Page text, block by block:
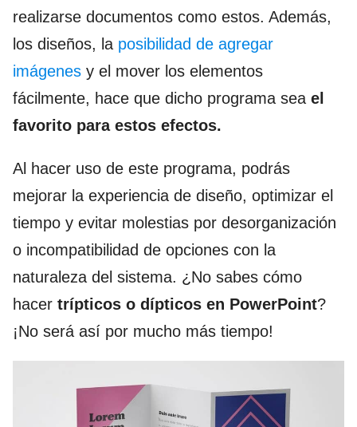
realizarse documentos como estos. Además,
los diseños, la posibilidad de agregar
imágenes y el mover los elementos
fácilmente, hace que dicho programa sea el
favorito para estos efectos.
Al hacer uso de este programa, podrás
mejorar la experiencia de diseño, optimizar el
tiempo y evitar molestias por desorganización
o incompatibilidad de opciones con la
naturaleza del sistema. ¿No sabes cómo
hacer trípticos o dípticos en PowerPoint?
¡No será así por mucho más tiempo!